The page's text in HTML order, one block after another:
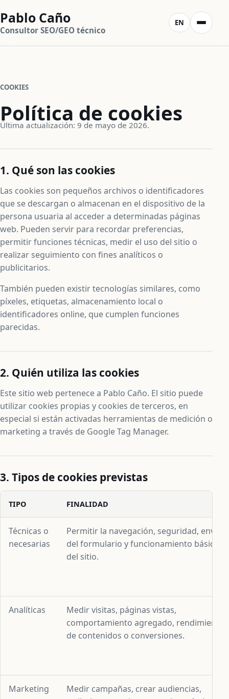
Pablo Caño
Consultor SEO/GEO técnico
EN
COOKIES
Política de cookies
Última actualización: 9 de mayo de 2026.
1. Qué son las cookies
Las cookies son pequeños archivos o identificadores
que se descargan o almacenan en el dispositivo de la
persona usuaria al acceder a determinadas páginas
web. Pueden servir para recordar preferencias,
permitir funciones técnicas, medir el uso del sitio o
realizar seguimiento con fines analíticos o
publicitarios.
También pueden existir tecnologías similares, como
píxeles, etiquetas, almacenamiento local o
identificadores online, que cumplen funciones
parecidas.
2. Quién utiliza las cookies
Este sitio web pertenece a Pablo Caño. El sitio puede
utilizar cookies propias y cookies de terceros, en
especial si están activadas herramientas de medición o
marketing a través de Google Tag Manager.
3. Tipos de cookies previstas
TIPO FINALIDAD
Técnicas o
necesarias
Permitir la navegación, seguridad, envío
del formulario y funcionamiento básico
del sitio.
Analíticas
Medir visitas, páginas vistas,
comportamiento agregado, rendimiento
de contenidos o conversiones.
Marketing
Medir campañas, crear audiencias,